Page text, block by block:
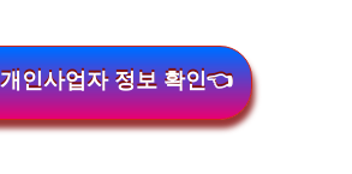
인사업자 정보 확인👈